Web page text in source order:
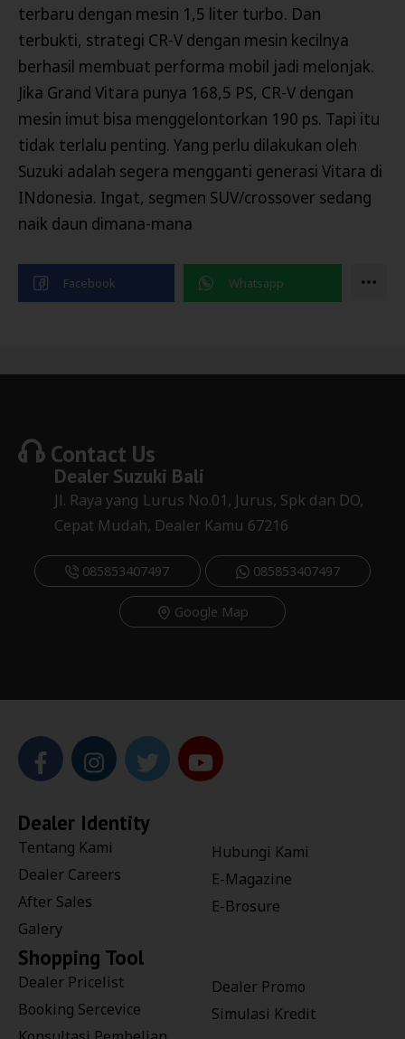
terbaru dengan mesin 1,5 liter turbo. Dan
terbukti, strategi CR-V dengan mesin kecilnya
berhasil membuat performa mobil jadi melonjak.
Jika Grand Vitara punya 168,5 PS, CR-V dengan
mesin imut bisa menggelontorkan 190 ps. Tapi itu
tidak terlalu penting. Yang perlu dilakukan oleh
Suzuki adalah segera mengganti generasi Vitara di
INdonesia. Ingat, segmen SUV/crossover sedang
naik daun dimana-mana
Contact Us
Dealer Suzuki Bali
Jl. Raya yang Lurus No.01, Jurus, Spk dan DO,
Cepat Mudah, Dealer Kamu 67216
085853407497 085853407497
Google Map
Dealer Identity
Tentang Kami
Dealer Careers
After Sales
Galery
Hubungi Kami
E-Magazine
E-Brosure
Shopping Tool
Dealer Pricelist
Booking Sercevice
Dealer Promo
Simulasi Kredit